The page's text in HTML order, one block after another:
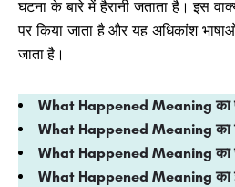
घटना के बारे में हैरानी जताता है। इस
पर किया जाता है और यह अधिकांश
जाता है।
What Happened Meaning का
What Happened Meaning का
What Happened Meaning का
What Happened Meaning का